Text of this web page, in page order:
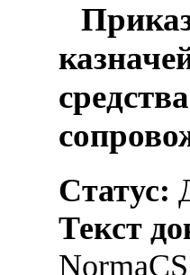
Статус:
Текст
NormaCS